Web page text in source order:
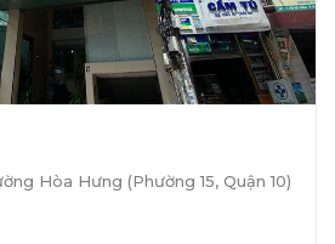
Hòa Hưng (Phường 15, Quận 10)